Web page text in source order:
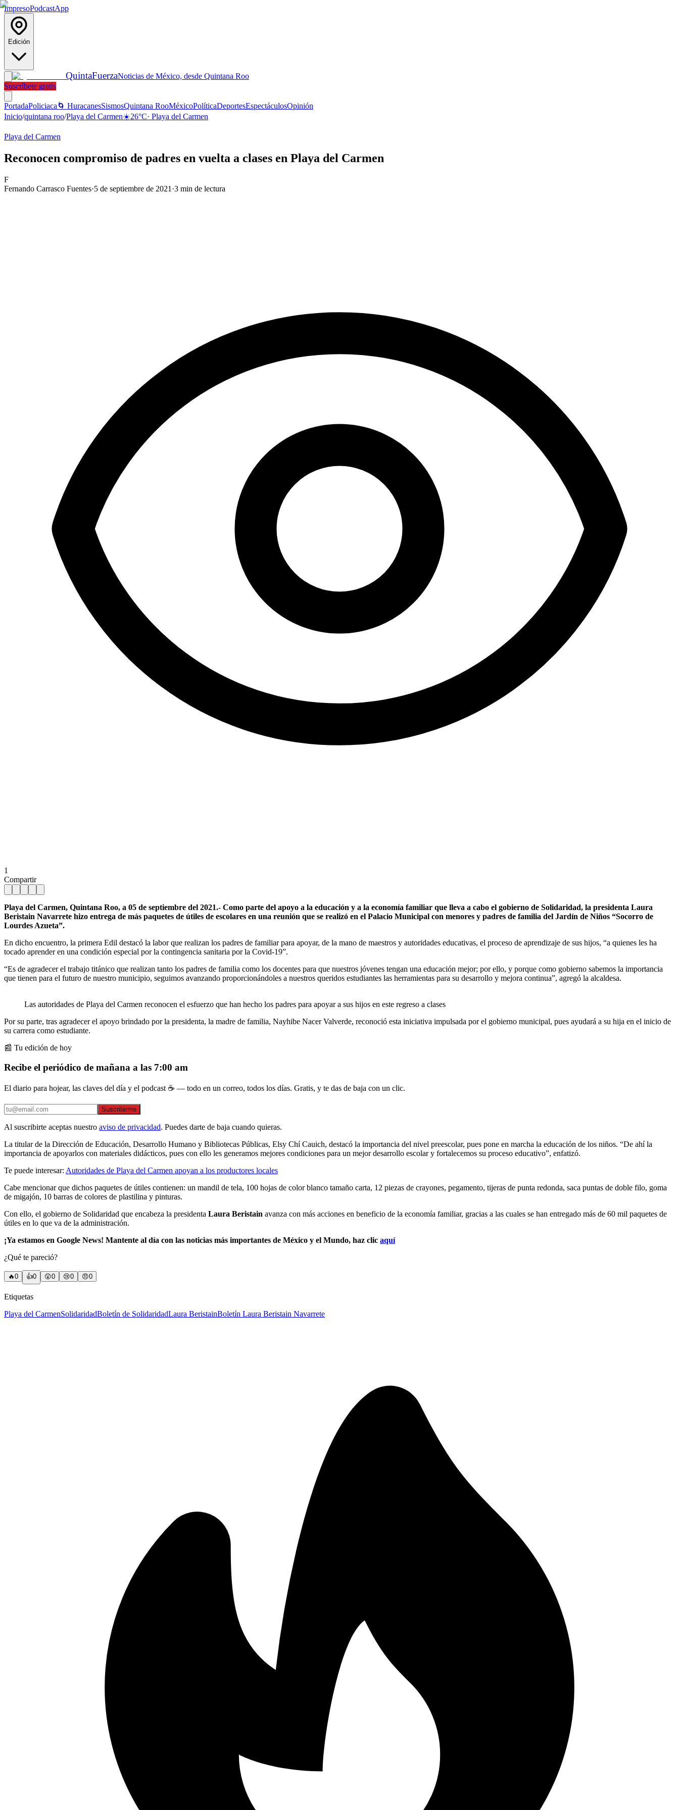
ImpresoPodcastApp
Edición
QuintaFuerzaNoticias de México, desde Quintana Roo
Suscríbete gratis
PortadaPoliciaca 🌀 HuracanesSismosQuintana RooMéxicoPolíticaDeportesEspectáculosOpinión
Inicio/quintana roo/Playa del Carmen☀️26°C· Playa del Carmen
Playa del Carmen
Reconocen compromiso de padres en vuelta a clases en Playa del Carmen
F
Fernando Carrasco Fuentes·5 de septiembre de 2021 ·3 min de lectura
1
Compartir
Playa del Carmen, Quintana Roo, a 05 de septiembre del 2021.- Como parte del apoyo a la educación y a la economía familiar que lleva a cabo el gobierno de Solidaridad, la presidenta Laura
Beristain Navarrete hizo entrega de más paquetes de útiles de escolares en una reunión que se realizó en el Palacio Municipal con menores y padres de familia del Jardín de Niños “Socorro de
Lourdes Azueta”.
En dicho encuentro, la primera Edil destacó la labor que realizan los padres de familiar para apoyar, de la mano de maestros y autoridades educativas, el proceso de aprendizaje de sus hijos, “a quienes les ha
tocado aprender en una condición especial por la contingencia sanitaria por la Covid-19”.
“Es de agradecer el trabajo titánico que realizan tanto los padres de familia como los docentes para que nuestros jóvenes tengan una educación mejor; por ello, y porque como gobierno sabemos la importancia
que tienen para el futuro de nuestro municipio, seguimos avanzando proporcionándoles a nuestros queridos estudiantes las herramientas para su desarrollo y mejora continua”, agregó la alcaldesa.
Las autoridades de Playa del Carmen reconocen el esfuerzo que han hecho los padres para apoyar a sus hijos en este regreso a clases
Por su parte, tras agradecer el apoyo brindado por la presidenta, la madre de familia, Nayhibe Nacer Valverde, reconoció esta iniciativa impulsada por el gobierno municipal, pues ayudará a su hija en el inicio de
su carrera como estudiante.
📰 Tu edición de hoy
Recibe el periódico de mañana a las 7:00 am
El diario para hojear, las claves del día y el podcast ☕ — todo en un correo, todos los días. Gratis, y te das de baja con un clic.
Suscribirme
Al suscribirte aceptas nuestro aviso de privacidad. Puedes darte de baja cuando quieras.
La titular de la Dirección de Educación, Desarrollo Humano y Bibliotecas Públicas, Elsy Chí Cauich, destacó la importancia del nivel preescolar, pues pone en marcha la educación de los niños. “De ahí la
importancia de apoyarlos con materiales didácticos, pues con ello les generamos mejores condiciones para un mejor desarrollo escolar y fortalecemos su proceso educativo”, enfatizó.
Te puede interesar: Autoridades de Playa del Carmen apoyan a los productores locales
Cabe mencionar que dichos paquetes de útiles contienen: un mandil de tela, 100 hojas de color blanco tamaño carta, 12 piezas de crayones, pegamento, tijeras de punta redonda, saca puntas de doble filo, goma
de migajón, 10 barras de colores de plastilina y pinturas.
Con ello, el gobierno de Solidaridad que encabeza la presidenta Laura Beristain avanza con más acciones en beneficio de la economía familiar, gracias a las cuales se han entregado más de 60 mil paquetes de
útiles en lo que va de la administración.
¡Ya estamos en Google News! Mantente al día con las noticias más importantes de México y el Mundo, haz clic aquí
¿Qué te pareció?
🔥0 👍0 😲0 😢0 😠0
Etiquetas
Playa del CarmenSolidaridadBoletín de SolidaridadLaura BeristainBoletín Laura Beristain Navarrete